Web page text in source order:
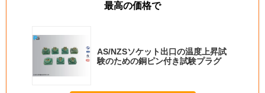
最高の価格で
AS/NZSソケット出口の温度上昇試
験のための銅ピン付き試験プラグ